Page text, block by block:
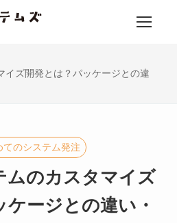
イズ開発とは？パッケージとの違
てのシステム発注
ムのカスタマイズ
ケージとの違い・